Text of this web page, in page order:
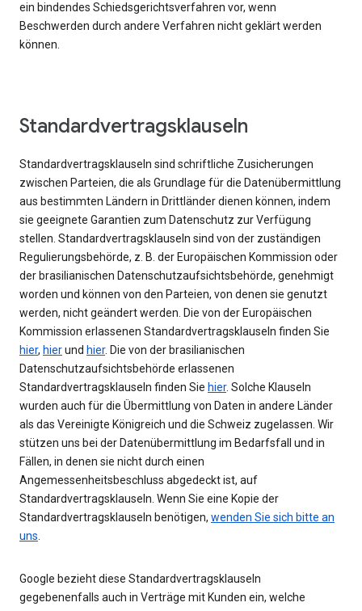
ein bindendes Schiedsgerichtsverfahren vor, wenn
Beschwerden durch andere Verfahren nicht geklärt werden
können.
Standardvertragsklauseln
Standardvertragsklauseln sind schriftliche Zusicherungen
zwischen Parteien, die als Grundlage für die Datenübermittlung
aus bestimmten Ländern in Drittländer dienen können, indem
sie geeignete Garantien zum Datenschutz zur Verfügung
stellen. Standardvertragsklauseln sind von der zuständigen
Regulierungsbehörde, z. B. der Europäischen Kommission oder
der brasilianischen Datenschutzaufsichtsbehörde, genehmigt
worden und können von den Parteien, von denen sie genutzt
werden, nicht geändert werden. Die von der Europäischen
Kommission erlassenen Standardvertragsklauseln finden Sie
hier, hierund hier. Die von der brasilianischen
Datenschutzaufsichtsbehörde erlassenen
Standardvertragsklauseln finden Sie hier. Solche Klauseln
wurden auch für die Übermittlung von Daten in andere Länder
als das Vereinigte Königreich und die Schweiz zugelassen. Wir
stützen uns bei der Datenübermittlung im Bedarfsfall und in
Fällen, in denen sie nicht durch einen
Angemessenheitsbeschluss abgedeckt ist, auf
Standardvertragsklauseln. Wenn Sie eine Kopie der
Standardvertragsklauseln benötigen, wenden Sie sich bitte an
uns.
Google bezieht diese Standardvertragsklauseln
gegebenenfalls auch in Verträge mit Kunden ein, welche